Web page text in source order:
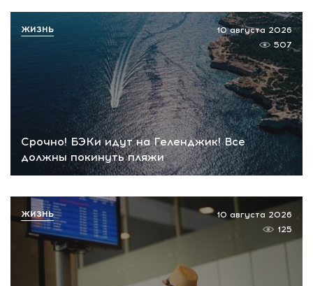
Срочно! БЭКи идут на Геленджик! Все
должны покинуть пляжи
10 августа 2026
507
ЖИЗНЬ
10 августа 2026
125
ЖИЗНЬ